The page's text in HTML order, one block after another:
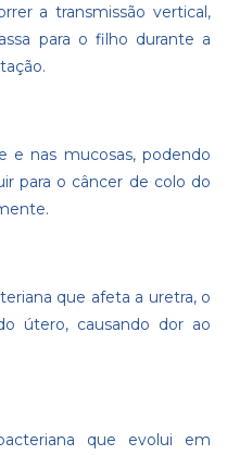
a transmissão vertical,
para o filho durante a
e nas mucosas, podendo
para o câncer de colo do
que afeta a uretra, o
útero, causando dor ao
que evolui em